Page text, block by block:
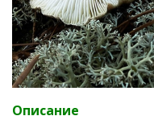
Описание